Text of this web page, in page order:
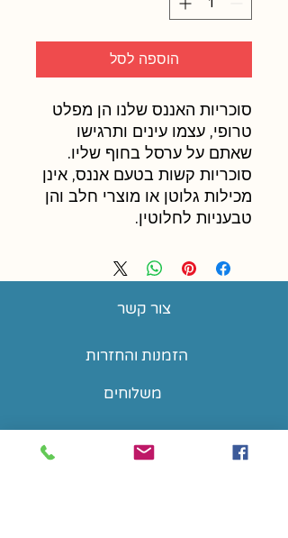
הוספה לסל
סוכריות האננס שלנו הן מפלט
טרופי, עצמו עינים ותרגישו
שאתם על ערסל בחוף שליו.
סוכריות קשות בטעם אננס, אינן
מכילות גלוטן או מוצרי חלב והן
טבעניות לחלוטין.
צור קשר
הזמנות והחזרות
משלוחים
שאלות נפוצות